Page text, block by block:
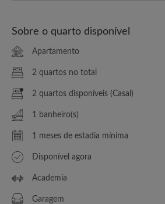
Sobre o quarto disponível
Apartamento
2 quartos no total
2 quartos disponíveis (Casal)
1 banheiro(s)
1 meses de estadia mínima
Disponível agora
Academia
Garagem